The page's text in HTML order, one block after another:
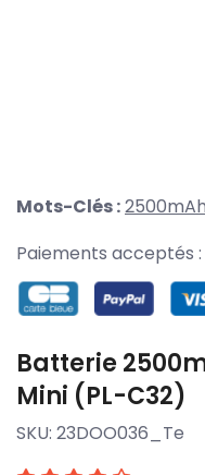
Mots-Clés :
Paiements acceptés :
Batterie
Mini (PL-C32)
SKU: 23DOO036_Te